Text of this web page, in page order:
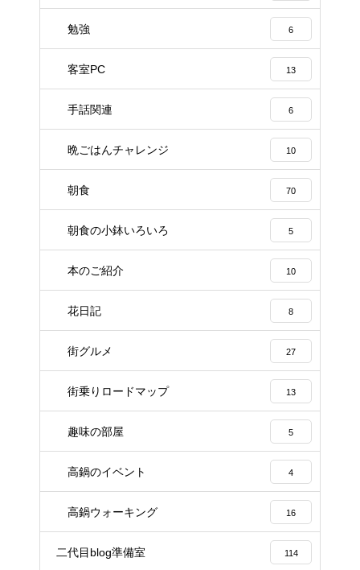
勉強 6
客室PC 13
手話関連 6
晩ごはんチャレンジ 10
朝食 70
朝食の小鉢いろいろ 5
本のご紹介 10
花日記 8
街グルメ 27
街乗りロードマップ 13
趣味の部屋 5
高鍋のイベント 4
高鍋ウォーキング 16
二代目blog準備室 114